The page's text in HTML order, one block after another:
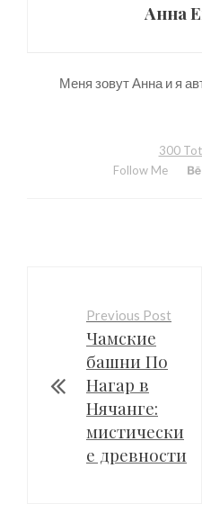
Анна
Меня зовут Анна и я
300
Follow Me
Previous Post
Чамские
башни По
Нагар в
Нячанге:
мистически
е древности